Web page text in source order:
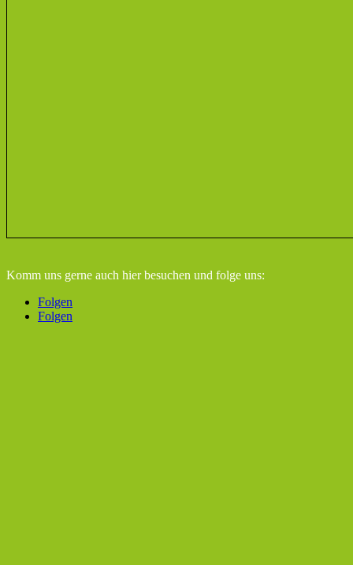
Komm uns gerne auch hier besuchen und folge uns:
Folgen
Folgen